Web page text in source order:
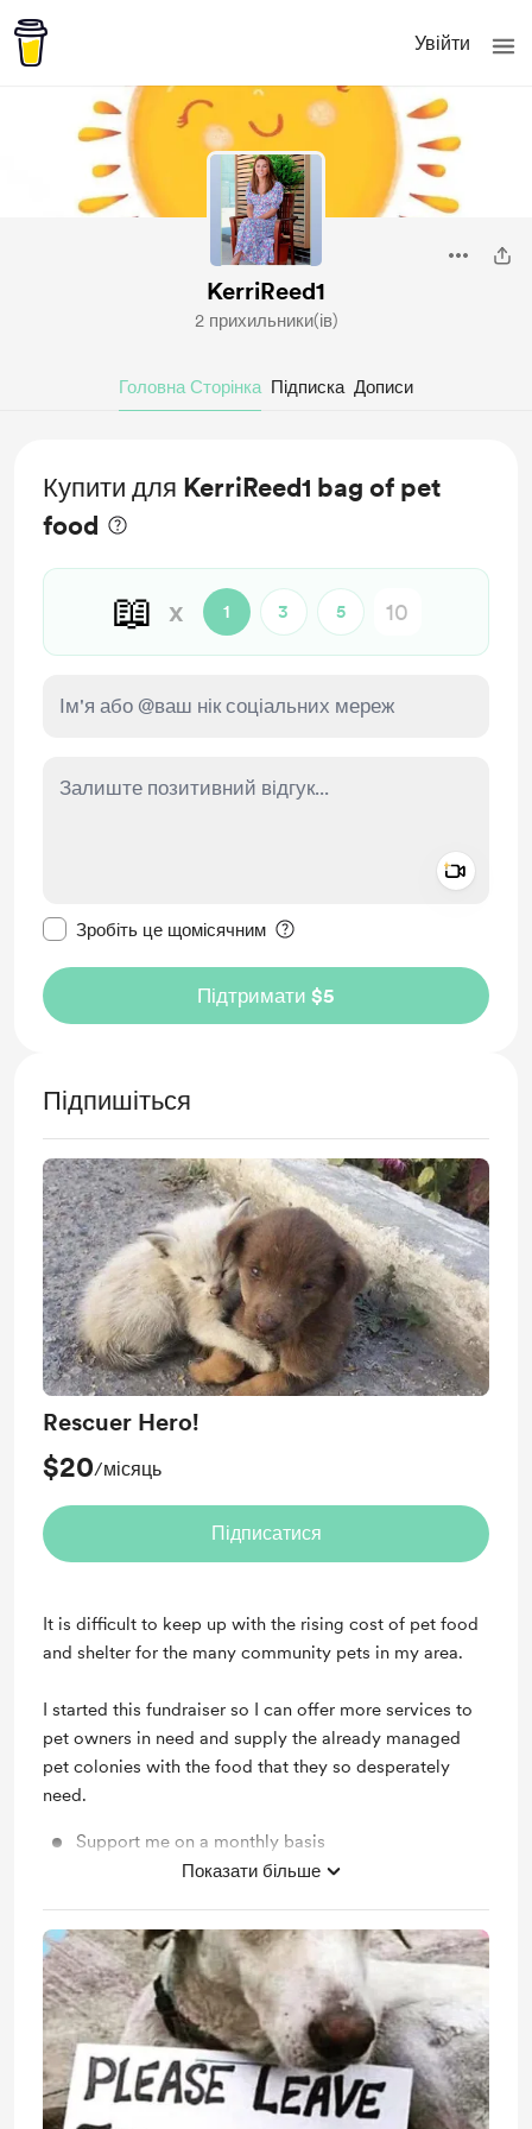
Увійти
KerriReed1
2 прихильники(ів)
Головна Сторінка Підписка Дописи
Купити для KerriReed1 bag of pet
food
📖 x 1 3 5
Зробіть це щомісячним
Підтримати $5
Підпишіться
Rescuer Hero!
$20/місяць
Підписатися
It is difficult to keep up with the rising cost of pet food
and shelter for the many community pets in my area.
I started this fundraiser so I can offer more services to
pet owners in need and supply the already managed
pet colonies with the food that they so desperately
need.
Support me on a monthly basis
Unlock exclusive posts and messages
Показати більше